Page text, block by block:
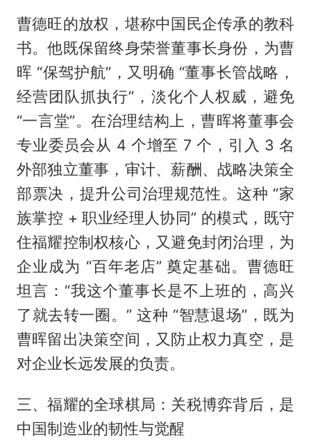
曹德旺的放权，堪称中国民企传承的教科
书。他既保留终身荣誉董事长身份，为曹
晖 “保驾护航”，又明确 “董事长管战略，
经营团队抓执行”，淡化个人权威，避免
“一言堂”。在治理结构上，曹晖将董事会
专业委员会从 4 个增至 7 个，引入 3 名
外部独立董事，审计、薪酬、战略决策全
部票决，提升公司治理规范性。这种 “家
族掌控 + 职业经理人协同” 的模式，既守
住福耀控制权核心，又避免封闭治理，为
企业成为 “百年老店” 奠定基础。曹德旺
坦言：“我这个董事长是不上班的，高兴
了就去转一圈。” 这种 “智慧退场”，既为
曹晖留出决策空间，又防止权力真空，是
对企业长远发展的负责。
三、福耀的全球棋局：关税博弈背后，是
中国制造业的韧性与觉醒